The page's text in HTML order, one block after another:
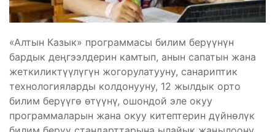
«Алтын Казык» программасы билим берүүнүн
бардык деңгээлдерин камтып, анын сапатын жана
жеткиликтүүлүгүн жогорулатууну, санариптик
технологияларды колдонууну, 12 жылдык орто
билим берүүгө өтүүнү, ошондой эле окуу
программаларын жана окуу китептерин дүйнөлүк